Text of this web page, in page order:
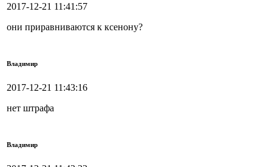
2017-12-21 11:41:57
они приравниваются к ксенону?
Владимир
2017-12-21 11:43:16
нет штрафа
Владимир